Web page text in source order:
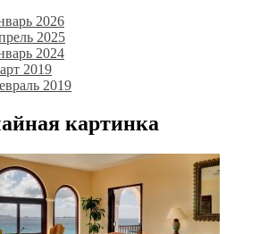
2026
2025
2024
2019
2019
картинка